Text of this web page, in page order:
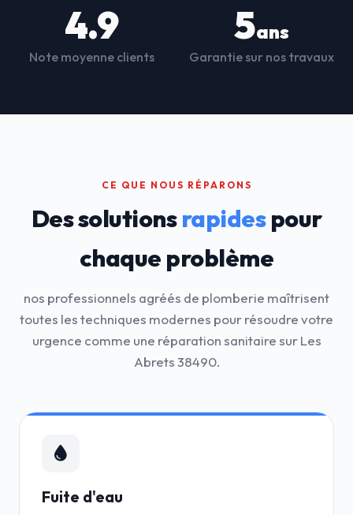
4.9
Note moyenne clients
5ans
Garantie sur nos travaux
CE QUE NOUS RÉPARONS
Des solutionsrapidespour
chaque problème
nos professionnels agréés de plomberie maîtrisent
toutes les techniques modernes pour résoudre votre
urgence comme une réparation sanitaire sur Les
Abrets 38490.
Fuite d'eau